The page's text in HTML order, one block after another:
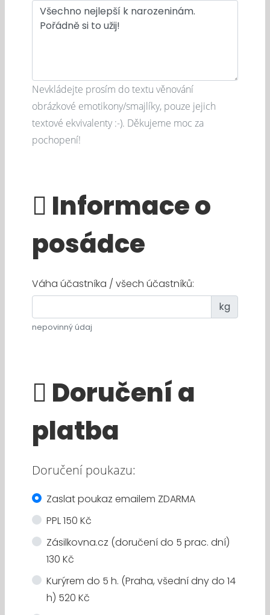
Nevkládejte prosím do textu věnování
obrázkové emotikony/smajlíky, pouze jejich
textové ekvivalenty :-). Děkujeme moc za
pochopení!
Informace o
posádce
Váha účastníka / všech účastníků:
kg
nepovinný údaj
Doručení a
platba
Doručení poukazu:
Zaslat poukaz emailem ZDARMA
PPL 150 Kč
Zásilkovna.cz (doručení do 5 prac. dní)
130 Kč
Kurýrem do 5 h. (Praha, všední dny do 14
h) 520 Kč